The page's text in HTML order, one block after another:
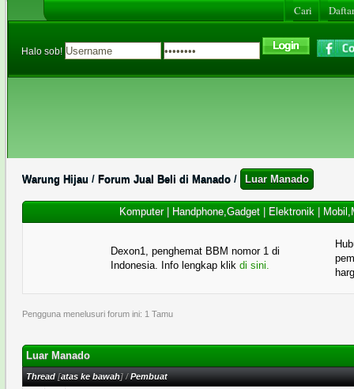
Cari
Halo sob!
Warung Hijau / Forum Jual Beli di Manado / Luar Manado
Komputer| Handphone,Gadget| Elektronik|
Dexon1, penghemat BBM nomor 1 di
Indonesia. Info lengkap klik di sini.
Pengguna menelusuri forum ini: 1 Tamu
Luar Manado
Thread [atas ke bawah] /Pembuat